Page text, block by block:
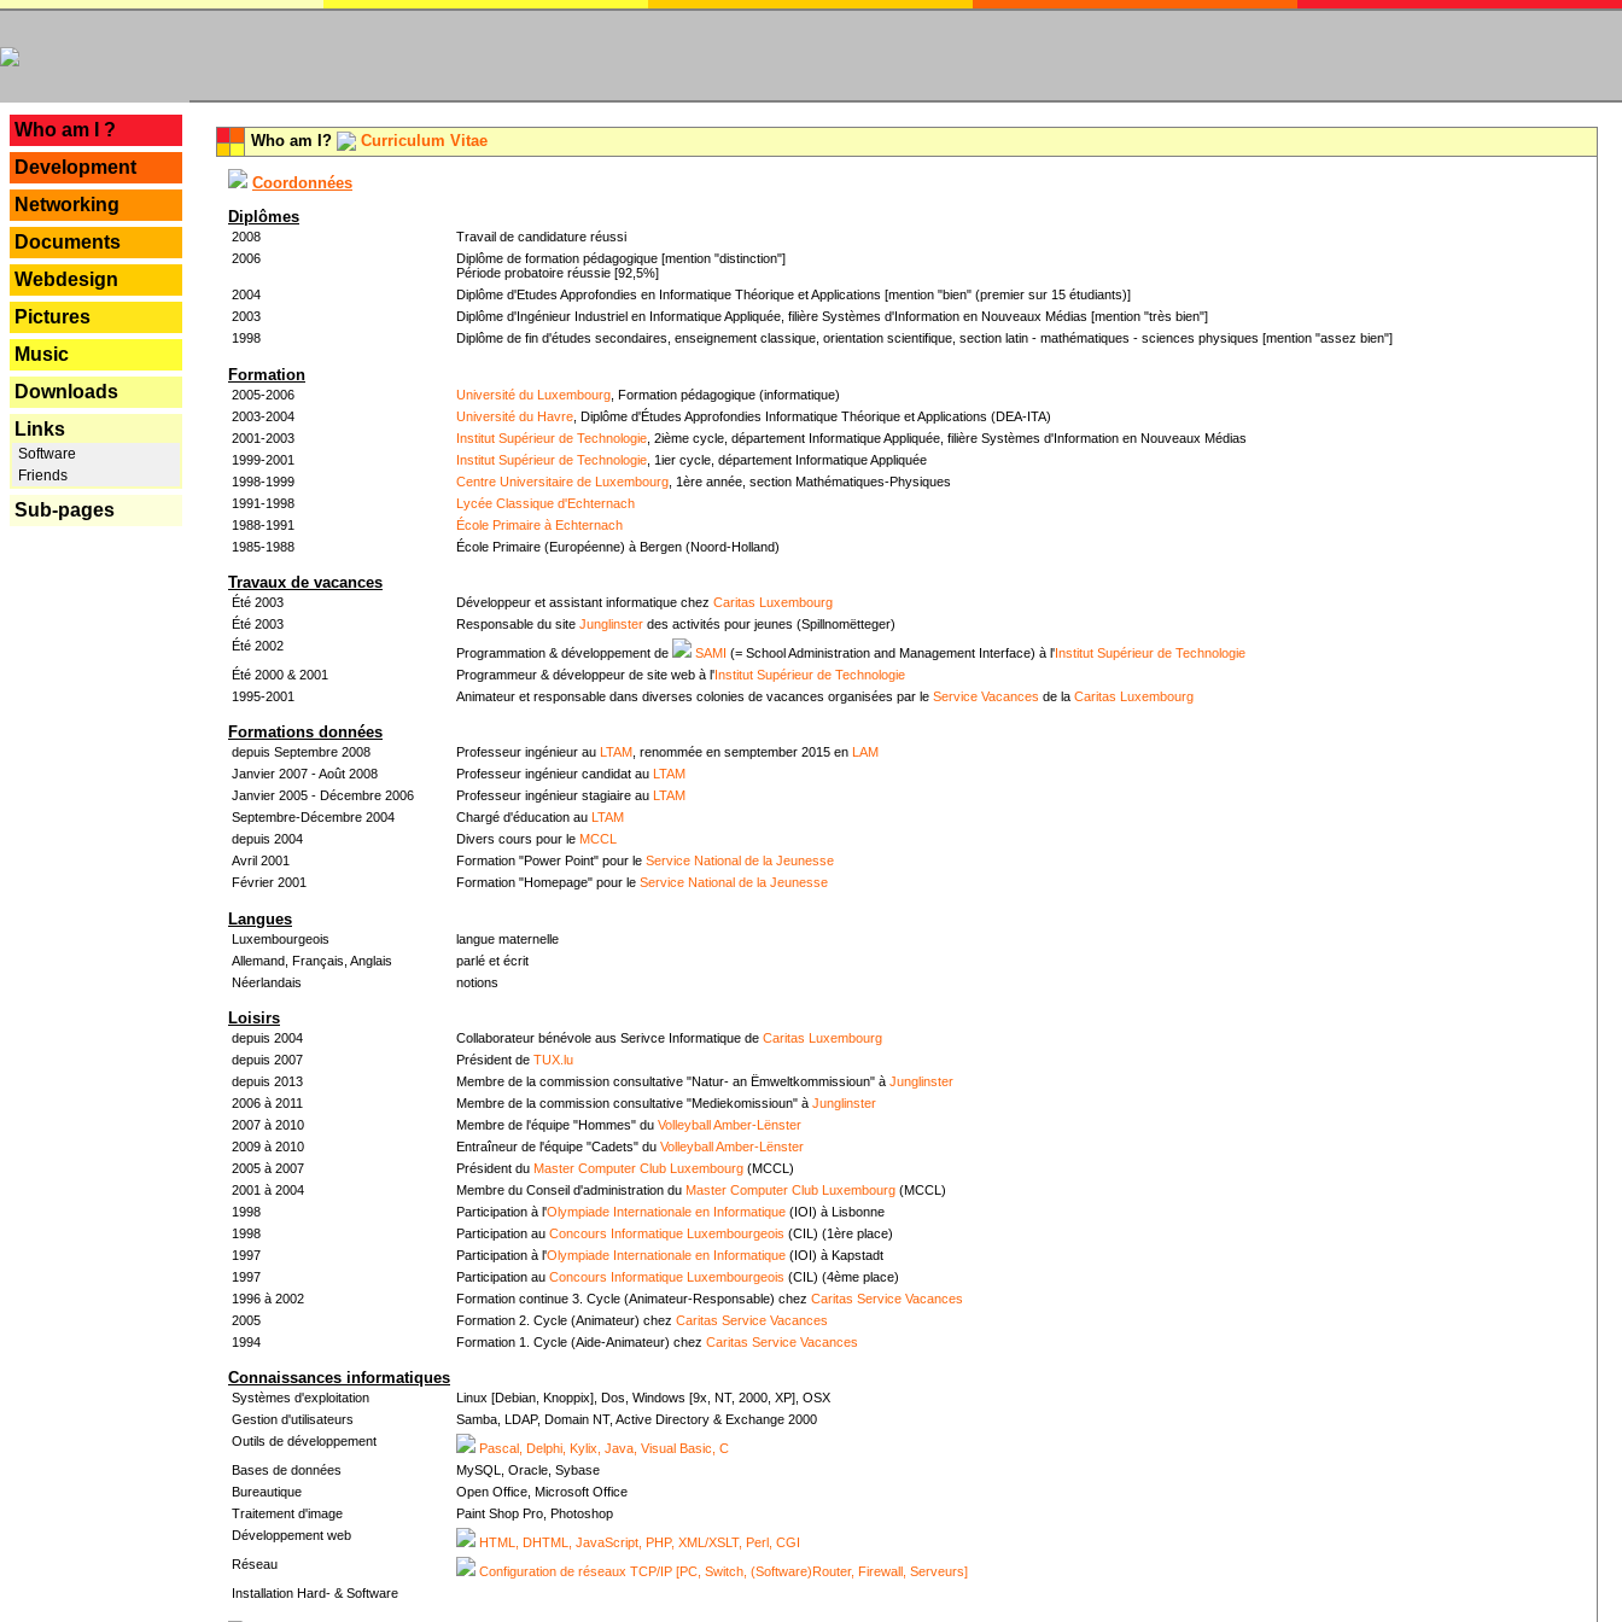
Who am I ?
Development
Networking
Documents
Webdesign
Pictures
Music
Downloads
Links
Software
Friends
Sub-pages
Who am I? Curriculum Vitae
Coordonnées
Diplômes
2008
Travail de candidature réussi
2006
Diplôme de formation pédagogique [mention "distinction"]
Période probatoire réussie [92,5%]
2004
Diplôme d'Etudes Approfondies en Informatique Théorique et Applications [mention "bien" (premier sur 15 étudiants)]
2003
Diplôme d'Ingénieur Industriel en Informatique Appliquée, filière Systèmes d'Information en Nouveaux Médias [mention "très bien"]
1998
Diplôme de fin d'études secondaires, enseignement classique, orientation scientifique, section latin - mathématiques - sciences physiques [mention "assez bien"]
Formation
2005-2006 Université du Luxembourg , Formation pédagogique (informatique)
2003-2004
Université du Havre , Diplôme d'Études Approfondies Informatique Théorique et Applications (DEA-ITA)
2001-2003
Institut Supérieur de Technologie , 2ième cycle, département Informatique Appliquée, filière Systèmes d'Information en Nouveaux Médias
1999-2001
Institut Supérieur de Technologie , 1ier cycle, département Informatique Appliquée
1998-1999
Centre Universitaire de Luxembourg , 1ère année, section Mathématiques-Physiques
1991-1998
Lycée Classique d'Echternach
1988-1991
École Primaire à Echternach
1985-1988
École Primaire (Européenne) à Bergen (Noord-Holland)
Travaux de vacances
Été 2003 Développeur et assistant informatique chez Caritas Luxembourg
Été 2003
Responsable du site Junglinster des activités pour jeunes (Spillnomëtteger)
Été 2002
Programmation & développement de SAMI (= School Administration and Management Interface) à l'Institut Supérieur de Technologie
Été 2000 & 2001
Programmeur & développeur de site web à l'Institut Supérieur de Technologie
1995-2001
Animateur et responsable dans diverses colonies de vacances organisées par le Service Vacances de la Caritas Luxembourg
Formations données
depuis Septembre 2008 Professeur ingénieur au LTAM , renommée en semptember 2015 en
LAM
Janvier 2007 - Août 2008
Professeur ingénieur candidat au
LTAM
Janvier 2005 - Décembre 2006
Professeur ingénieur stagiaire au
LTAM
Septembre-Décembre 2004
Chargé d'éducation au
LTAM
depuis 2004
Divers cours pour le MCCL
Avril 2001
Formation "Power Point" pour le Service National de la Jeunesse
Février 2001
Formation "Homepage" pour le Service National de la Jeunesse
Langues
Luxembourgeois
langue maternelle
Allemand, Français, Anglais
parlé et écrit
Néerlandais
notions
Loisirs
depuis 2004 Collaborateur bénévole aus Serivce Informatique de Caritas Luxembourg
depuis 2007
Président de TUX.lu
depuis 2013
Membre de la commission consultative "Natur- an Ëmweltkommissioun" à Junglinster
2006 à 2011
Membre de la commission consultative "Mediekomissioun" à Junglinster
2007 à 2010
Membre de l'équipe "Hommes" du Volleyball Amber-Lënster
2009 à 2010
Entraîneur de l'équipe "Cadets" du Volleyball Amber-Lënster
2005 à 2007
Président du Master Computer Club Luxembourg (MCCL)
2001 à 2004
Membre du Conseil d'administration du Master Computer Club Luxembourg (MCCL)
1998
Participation à l'Olympiade Internationale en Informatique (IOI) à Lisbonne
1998
Participation au Concours Informatique Luxembourgeois (CIL) (1ère place)
1997
Participation à l'Olympiade Internationale en Informatique (IOI) à Kapstadt
1997
Participation au Concours Informatique Luxembourgeois (CIL) (4ème place)
1996 à 2002
Formation continue 3. Cycle (Animateur-Responsable) chez Caritas Service Vacances
2005
Formation 2. Cycle (Animateur) chez Caritas Service Vacances
1994
Formation 1. Cycle (Aide-Animateur) chez Caritas Service Vacances
Connaissances informatiques
Systèmes d'exploitation
Linux [Debian, Knoppix], Dos, Windows [9x, NT, 2000, XP], OSX
Gestion d'utilisateurs
Samba, LDAP, Domain NT, Active Directory & Exchange 2000
Outils de développement
Pascal, Delphi, Kylix, Java, Visual Basic, C
Bases de données
MySQL, Oracle, Sybase
Bureautique
Open Office, Microsoft Office
Traitement d'image
Paint Shop Pro, Photoshop
Développement web
HTML, DHTML, JavaScript, PHP, XML/XSLT, Perl, CGI
Réseau
Configuration de réseaux TCP/IP [PC, Switch, (Software)Router, Firewall, Serveurs]
Installation Hard- & Software